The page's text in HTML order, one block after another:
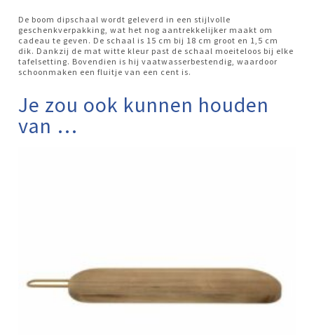
De boom dipschaal wordt geleverd in een stijlvolle
geschenkverpakking, wat het nog aantrekkelijker maakt om
cadeau te geven. De schaal is 15 cm bij 18 cm groot en 1,5 cm
dik. Dankzij de mat witte kleur past de schaal moeiteloos bij elke
tafelsetting. Bovendien is hij vaatwasserbestendig, waardoor
schoonmaken een fluitje van een cent is.
Je zou ook kunnen houden
van …